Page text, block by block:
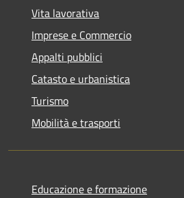
Vita lavorativa
Imprese e Commercio
Appalti pubblici
Catasto e urbanistica
Turismo
Mobilità e trasporti
Educazione e formazione